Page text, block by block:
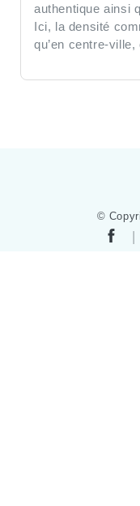
authentique ainsi
Ici, la densité
qu’en centre-
©